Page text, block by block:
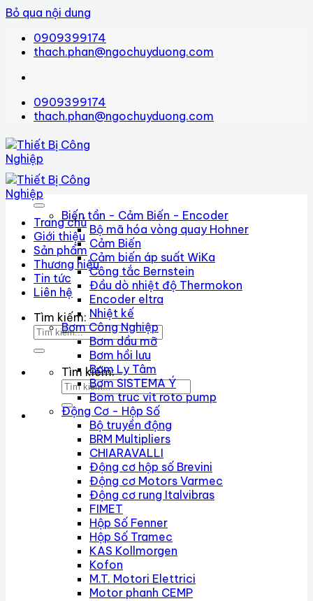
Bỏ qua nội dung
0909399174
thach.phan@ngochuyduong.com
0909399174
thach.phan@ngochuyduong.com
Trang chủ
Giới thiệu
Sản phẩm
Thương hiệu
Tin tức
Liên hệ
Tìm kiếm:
Tìm kiếm:
Biến tần - Cảm Biến - Encoder
Bộ mã hóa vòng quay Hohner
Cảm Biến
Cảm biến áp suất WiKa
Công tắc Bernstein
Đầu dò nhiệt độ Thermokon
Encoder eltra
Nhiệt kế
Bơm Công Nghiệp
Bơm dầu mỡ
Bơm hồi lưu
Bơm Ly Tâm
Bơm SISTEMA Ý
Bom truc vit roto pump
Động Cơ - Hộp Số
Bộ truyền động
BRM Multipliers
CHIARAVALLI
Động cơ hộp số Brevini
Động cơ Motors Varmec
Động cơ rung Italvibras
FIMET
Hộp Số Fenner
Hộp Số Tramec
KAS Kollmorgen
Kofon
M.T. Motori Elettrici
Motor phanh CEMP